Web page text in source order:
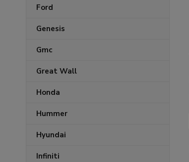
Ford
Genesis
Gmc
Great Wall
Honda
Hummer
Hyundai
Infiniti